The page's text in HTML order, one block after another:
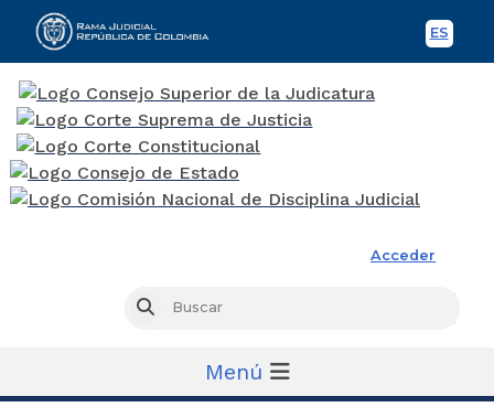
ES
Acceder
Buscar
Menú